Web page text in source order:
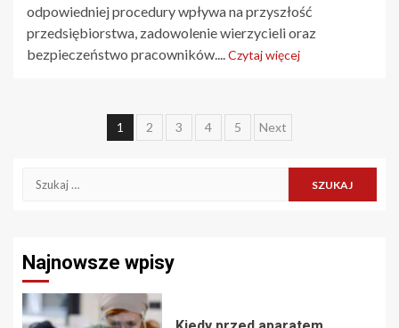
odpowiedniej procedury wpływa na przyszłość
przedsiębiorstwa, zadowolenie wierzycieli oraz
bezpieczeństwo pracowników....Czytaj więcej
Stronicowanie
1 2 3 4 5 Next
Szukaj:
Najnowsze wpisy